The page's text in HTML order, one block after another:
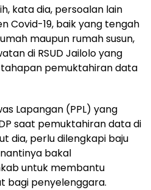
kata dia, persoalan lain
Covid-19, baik yang tengah
maupun rumah susun,
di RSUD Jailolo yang
pemuktahiran data
Lapangan (PPL) yang
saat pemuktahiran data di
dia, perlu dilengkapi baju
bakal
untuk membantu
bagi penyelenggara.